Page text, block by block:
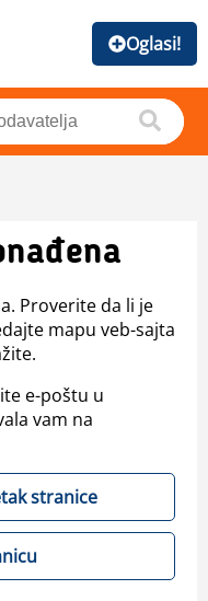
Oglasi!
Proverite da li je
mapu veb-sajta
e-poštu u
vam na
stranice